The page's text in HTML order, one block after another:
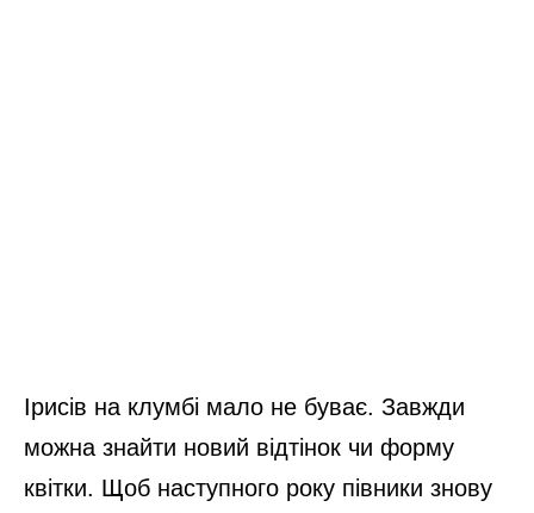
Ірисів на клумбі мало не буває. Завжди
можна знайти новий відтінок чи форму
квітки. Щоб наступного року півники знову